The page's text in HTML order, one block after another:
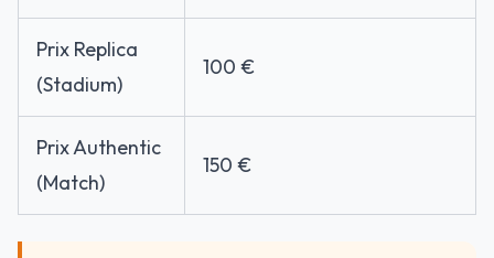
Prix Replica
(Stadium)
100 €
Prix Authentic
(Match)
150 €